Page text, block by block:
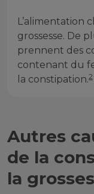
L’alimentation
grossesse. De
prennent des
contenant du
la constipation.2
Autres
de la
la